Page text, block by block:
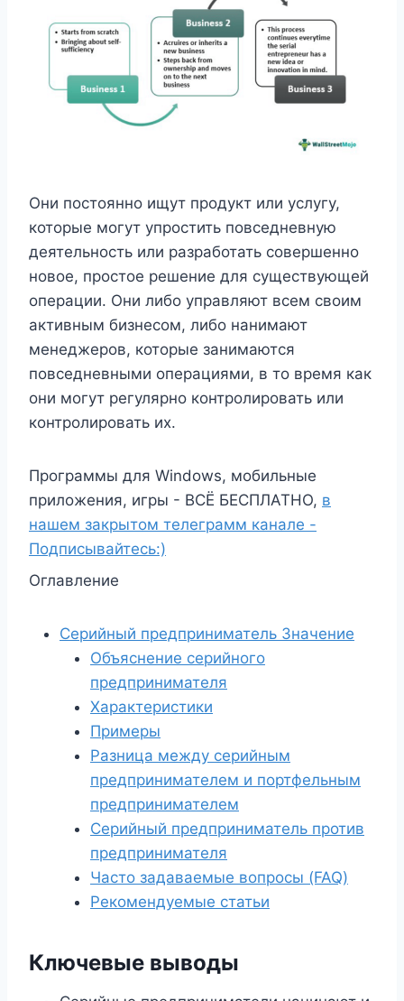
Они постоянно ищут продукт или услугу,
которые могут упростить повседневную
деятельность или разработать совершенно
новое, простое решение для существующей
операции. Они либо управляют всем своим
активным бизнесом, либо нанимают
менеджеров, которые занимаются
повседневными операциями, в то время как
они могут регулярно контролировать или
контролировать их.
Программы для Windows, мобильные
приложения, игры - ВСЁ БЕСПЛАТНО, в
нашем закрытом телеграмм канале -
Подписывайтесь:)
Оглавление
Серийный предприниматель Значение
Объяснение серийного
предпринимателя
Характеристики
Примеры
Разница между серийным
предпринимателем и портфельным
предпринимателем
Серийный предприниматель против
предпринимателя
Часто задаваемые вопросы (FAQ)
Рекомендуемые статьи
Ключевые выводы